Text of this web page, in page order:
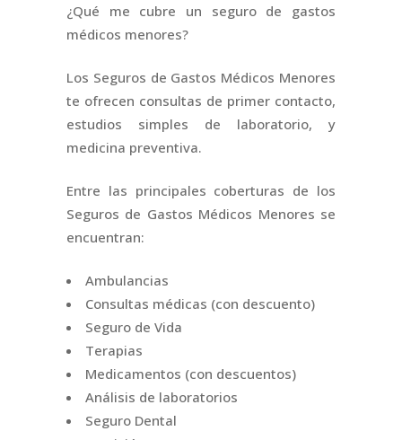
¿Qué me cubre un seguro de gastos
médicos menores?
Los Seguros de Gastos Médicos Menores
te ofrecen consultas de primer contacto,
estudios simples de laboratorio, y
medicina preventiva.
Entre las principales coberturas de los
Seguros de Gastos Médicos Menores se
encuentran:
Ambulancias
Consultas médicas (con descuento)
Seguro de Vida
Terapias
Medicamentos (con descuentos)
Análisis de laboratorios
Seguro Dental